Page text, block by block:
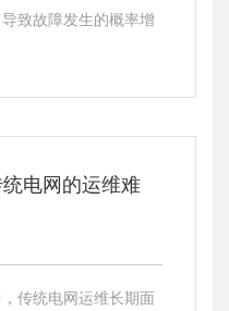
致故障发生的概率增
电网的运维难
传统电网运维长期面